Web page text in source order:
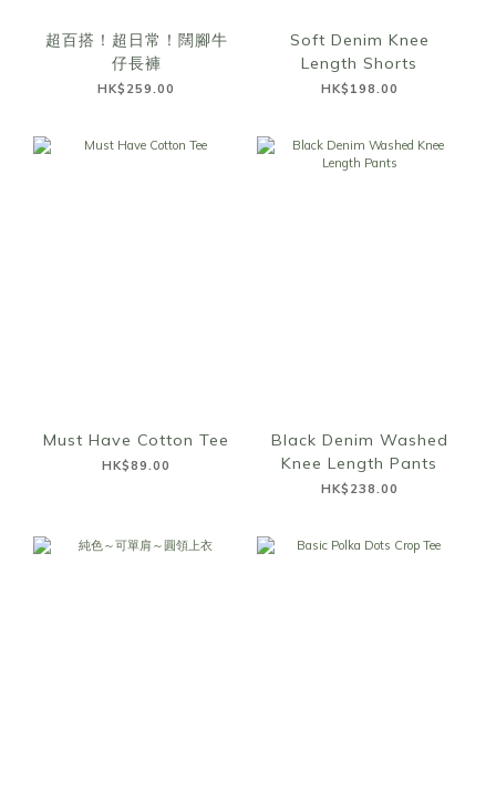
超百搭！超日常！闊腳牛
仔長褲
HK$259.00
Soft Denim Knee
Length Shorts
HK$198.00
Must Have Cotton Tee
HK$89.00
Black Denim Washed
Knee Length Pants
HK$238.00